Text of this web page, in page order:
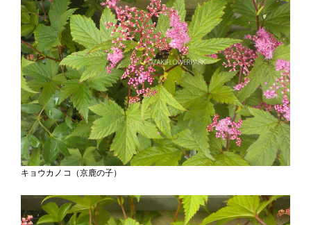
キョウカノコ（京鹿の子）